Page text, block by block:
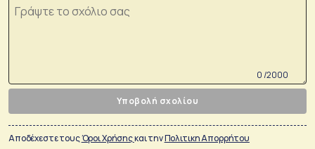
0 /2000
Υποβολή σχολίου
Αποδέχεστε τουςΌροι Χρήσηςκαι τηνΠολιτικη Απορρήτου